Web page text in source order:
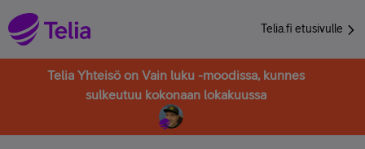
Telia.fi etusivulle
Telia Yhteisö on Vain luku -moodissa, kunnes
sulkeutuu kokonaan lokakuussa